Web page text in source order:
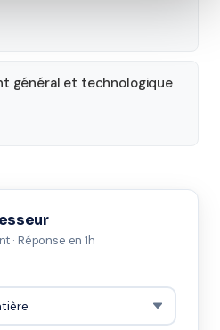
général et technologique
· Réponse en 1h